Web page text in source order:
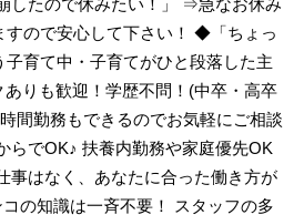
すので安心して下さい！ ◆「ちょっ
子育て中・子育てがひと段落した主
りも歓迎！学歴不問！(中卒・高卒
間勤務もできるのでお気軽にご相談
らでOK♪ 扶養内勤務や家庭優先OK
事はなく、あなたに合った働き方が
の知識は一斉不要！ スタッフの多